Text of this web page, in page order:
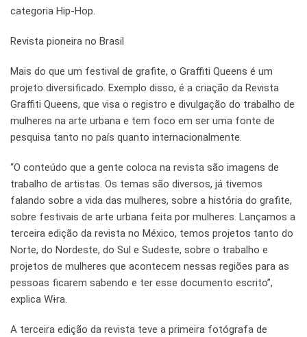
categoria Hip-Hop.
Revista pioneira no Brasil
Mais do que um festival de grafite, o Graffiti Queens é um
projeto diversificado. Exemplo disso, é a criação da Revista
Graffiti Queens, que visa o registro e divulgação do trabalho de
mulheres na arte urbana e tem foco em ser uma fonte de
pesquisa tanto no país quanto internacionalmente.
“O conteúdo que a gente coloca na revista são imagens de
trabalho de artistas. Os temas são diversos, já tivemos
falando sobre a vida das mulheres, sobre a história do grafite,
sobre festivais de arte urbana feita por mulheres. Lançamos a
terceira edição da revista no México, temos projetos tanto do
Norte, do Nordeste, do Sul e Sudeste, sobre o trabalho e
projetos de mulheres que acontecem nessas regiões para as
pessoas ficarem sabendo e ter esse documento escrito”,
explica Wɨra.
A terceira edição da revista teve a primeira fotógrafa de